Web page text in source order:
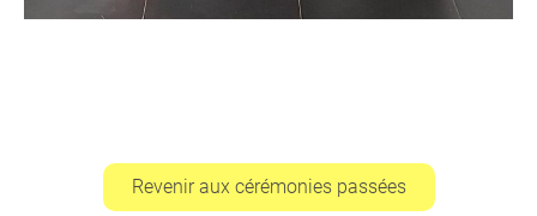
Revenir aux cérémonies passées